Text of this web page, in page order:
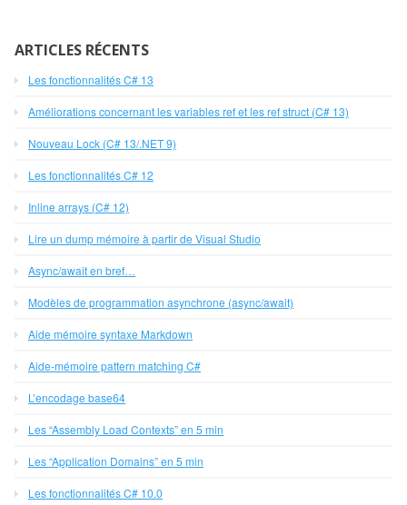
ARTICLES RÉCENTS
Les fonctionnalités C# 13
Améliorations concernant les variables ref et les ref struct (C# 13)
Nouveau Lock (C# 13/.NET 9)
Les fonctionnalités C# 12
Inline arrays (C# 12)
Lire un dump mémoire à partir de Visual Studio
Async/await en bref…
Modèles de programmation asynchrone (async/await)
Aide mémoire syntaxe Markdown
Aide-mémoire pattern matching C#
L’encodage base64
Les “Assembly Load Contexts” en 5 min
Les “Application Domains” en 5 min
Les fonctionnalités C# 10.0